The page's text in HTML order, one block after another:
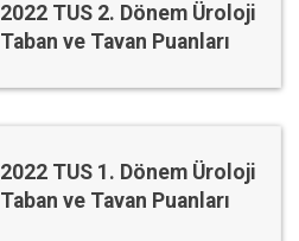
2022 TUS 2. Dönem Üroloji
Taban ve Tavan Puanları
2022 TUS 1. Dönem Üroloji
Taban ve Tavan Puanları